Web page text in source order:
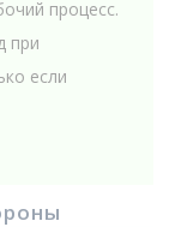
процесс.
при
если